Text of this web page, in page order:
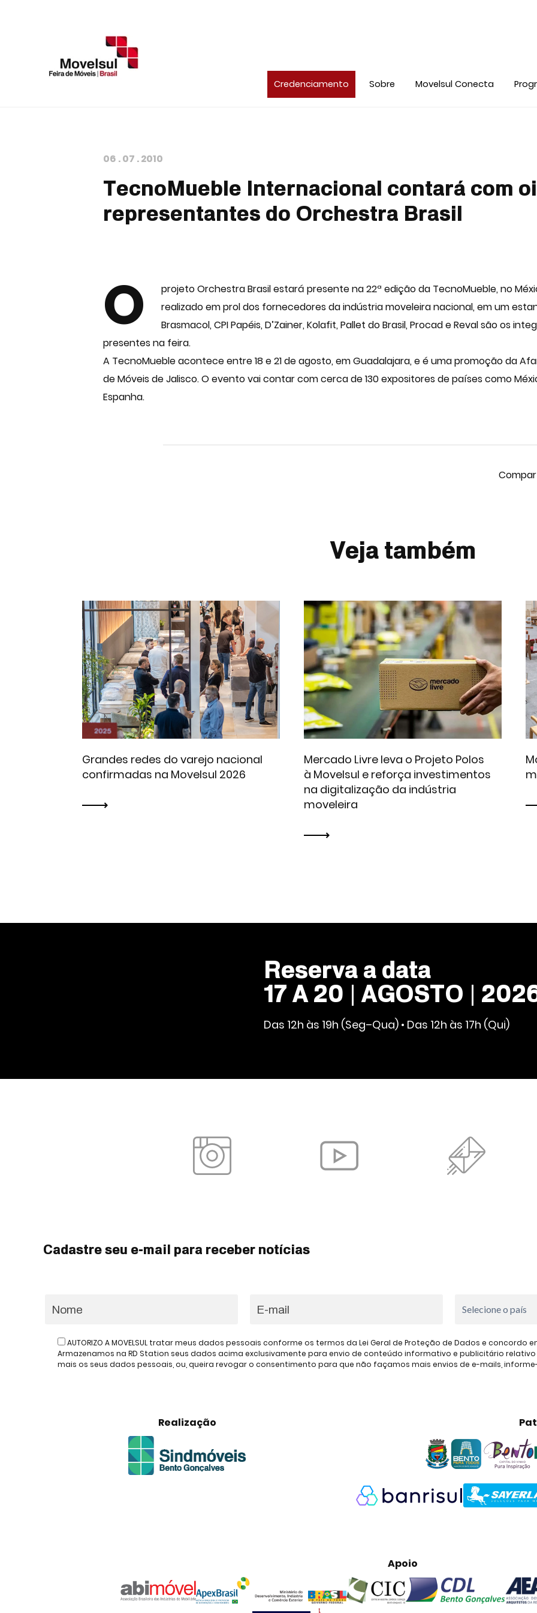
Credenciamento Sobre Movelsul Conecta
06 .07 .2010
TecnoMueble Internacional contará com
representantes do Orchestra Brasil
O
projeto Orchestra Brasil estará presente na 22ª edição da TecnoMueble, no
realizado em prol dos fornecedores da indústria moveleira nacional, em um
Brasmacol, CPI Papéis, D’Zainer, Kolafit, Pallet do Brasil, Procad e Reval são os
presentes na feira.
A TecnoMueble acontece entre 18 e 21 de agosto, em Guadalajara, e é uma promoção da
de Móveis de Jalisco. O evento vai contar com cerca de 130 expositores de países como
Espanha.
Veja também
Grandes redes do varejo nacional
confirmadas na Movelsul 2026
Mercado Livre leva o Projeto Polos
à Movelsul e reforça investimentos
na digitalização da indústria
moveleira
Reserva a data
17 A 20 | AGOSTO |
Das 12h às 19h (Seg–Qua) • Das 12h às 17h (Qui)
Cadastre seu e-mail para receber notícias
AUTORIZO A MOVELSUL tratar meus dados pessoais conforme os termos da Lei Geral de Proteção de Dados e
Armazenamos na RD Station seus dados acima exclusivamente para envio de conteúdo informativo e publicitário relativo à
mais os seus dados pessoais, ou, queira revogar o consentimento para que não façamos mais envios de e-mails,
Realização
Apoio